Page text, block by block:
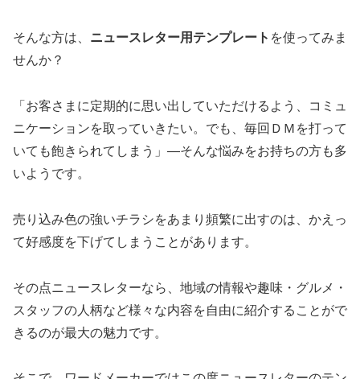
そんな方は、 ニュースレター用テンプレート を使ってみま
せんか？
「お客さまに定期的に思い出していただけるよう、コミュ
ニケーションを取っていきたい。でも、毎回ＤＭを打って
いても飽きられてしまう」―そんな悩みをお持ちの方も多
いようです。
売り込み色の強いチラシをあまり頻繁に出すのは、かえっ
て好感度を下げてしまうことがあります。
その点ニュースレターなら、地域の情報や趣味・グルメ・
スタッフの人柄など様々な内容を自由に紹介することがで
きるのが最大の魅力です。